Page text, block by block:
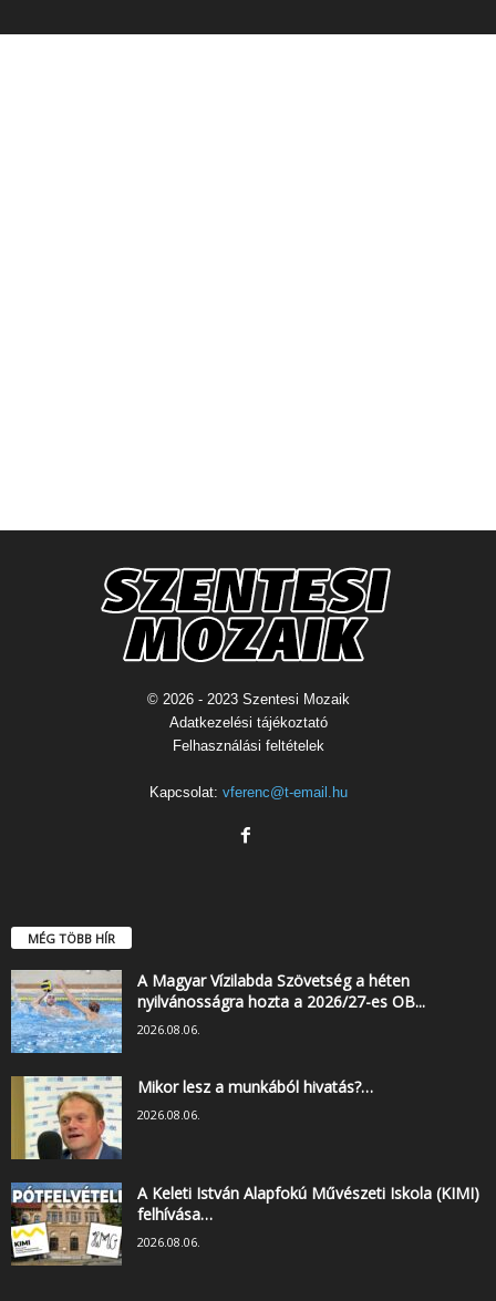
© 2026 - 2023 Szentesi Mozaik
Adatkezelési tájékoztató
Felhasználási feltételek
Kapcsolat: vferenc@t-email.hu
MÉG TÖBB HÍR
A Magyar Vízilabda Szövetség a héten
nyilvánosságra hozta a 2026/27-es OB...
2026.08.06.
Mikor lesz a munkából hivatás?…
2026.08.06.
A Keleti István Alapfokú Művészeti Iskola (KIMI)
felhívása…
2026.08.06.